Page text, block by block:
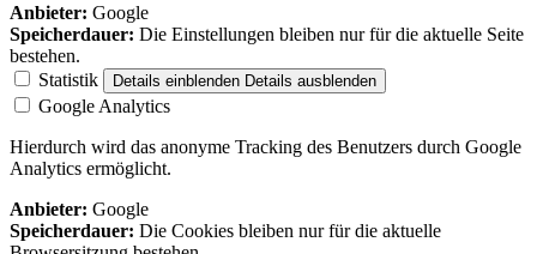
Anbieter: Google
Speicherdauer: Die Einstellungen bleiben nur für die aktuelle Seite
bestehen.
Statistik
Details einblenden Details ausblenden
Google Analytics
Hierdurch wird das anonyme Tracking des Benutzers durch Google
Analytics ermöglicht.
Anbieter: Google
Speicherdauer: Die Cookies bleiben nur für die aktuelle